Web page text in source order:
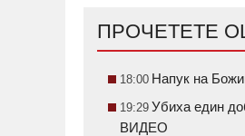
ПРОЧЕТЕТЕ
18:00 Напук на
19:29 Убиха един
ВИДЕО